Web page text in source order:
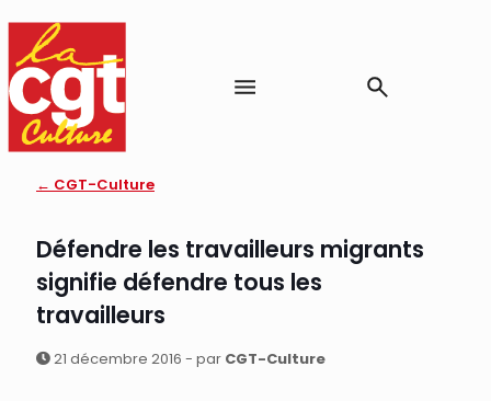
← CGT-Culture
Défendre les travailleurs migrants
signifie défendre tous les
travailleurs
21 décembre 2016 - par CGT-Culture